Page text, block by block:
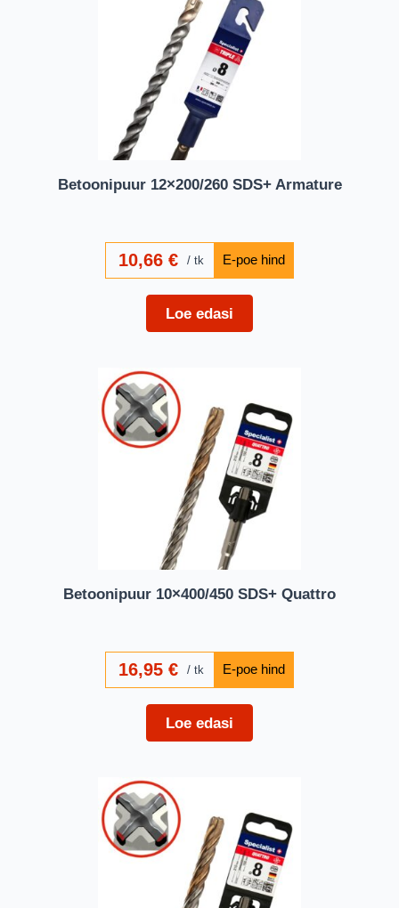
Betoonipuur 12×200/260 SDS+ Armature
10,66 € tk
Loe edasi
Betoonipuur 10×400/450 SDS+ Quattro
16,95 € tk
Loe edasi